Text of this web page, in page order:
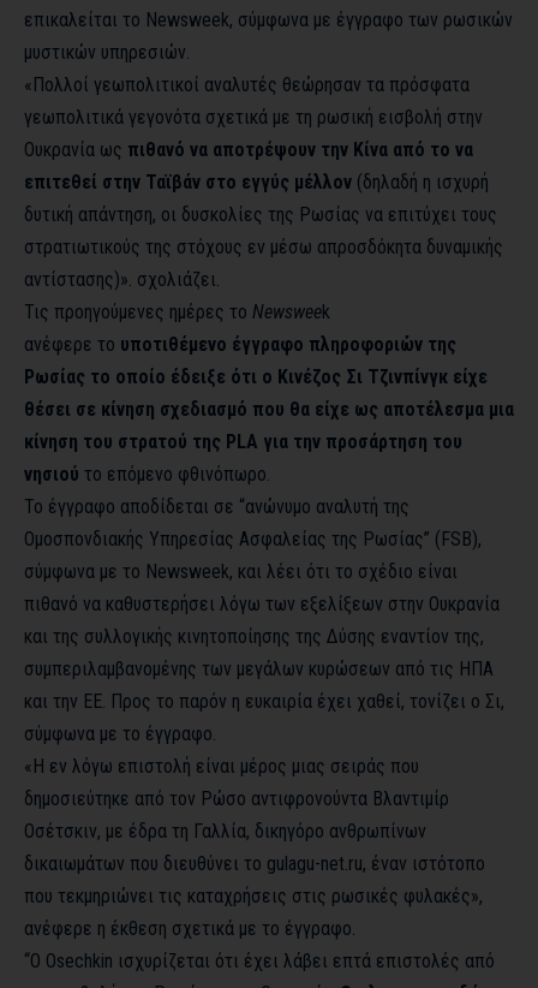
επικαλείται το Newsweek, σύμφωνα με έγγραφο των ρωσικών
μυστικών υπηρεσιών.
«Πολλοί γεωπολιτικοί αναλυτές θεώρησαν τα πρόσφατα
γεωπολιτικά γεγονότα σχετικά με τη ρωσική εισβολή στην
Ουκρανία ως πιθανό να αποτρέψουν την Κίνα από το να
επιτεθεί στην Ταϊβάν στο εγγύς μέλλον (δηλαδή η ισχυρή
δυτική απάντηση, οι δυσκολίες της Ρωσίας να επιτύχει τους
στρατιωτικούς της στόχους εν μέσω απροσδόκητα δυναμικής
αντίστασης)». σχολιάζει.
Τις προηγούμενες ημέρες το Newsweek
ανέφερε το υποτιθέμενο έγγραφο πληροφοριών της
Ρωσίας το οποίο έδειξε ότι ο Κινέζος Σι Τζινπίνγκ είχε
θέσει σε κίνηση σχεδιασμό που θα είχε ως αποτέλεσμα μια
κίνηση του στρατού της PLA για την προσάρτηση του
νησιού το επόμενο φθινόπωρο.
Το έγγραφο αποδίδεται σε “ανώνυμο αναλυτή της
Ομοσπονδιακής Υπηρεσίας Ασφαλείας της Ρωσίας” (FSB),
σύμφωνα με το Newsweek, και λέει ότι το σχέδιο είναι
πιθανό να καθυστερήσει λόγω των εξελίξεων στην Ουκρανία
και της συλλογικής κινητοποίησης της Δύσης εναντίον της,
συμπεριλαμβανομένης των μεγάλων κυρώσεων από τις ΗΠΑ
και την ΕΕ. Προς το παρόν η ευκαιρία έχει χαθεί, τονίζει ο Σι,
σύμφωνα με το έγγραφο.
«Η εν λόγω επιστολή είναι μέρος μιας σειράς που
δημοσιεύτηκε από τον Ρώσο αντιφρονούντα Βλαντιμίρ
Οσέτσκιν, με έδρα τη Γαλλία, δικηγόρο ανθρωπίνων
δικαιωμάτων που διευθύνει το gulagu-net.ru, έναν ιστότοπο
που τεκμηριώνει τις καταχρήσεις στις ρωσικές φυλακές»,
ανέφερε η έκθεση σχετικά με το έγγραφο.
“Ο Osechkin ισχυρίζεται ότι έχει λάβει επτά επιστολές από